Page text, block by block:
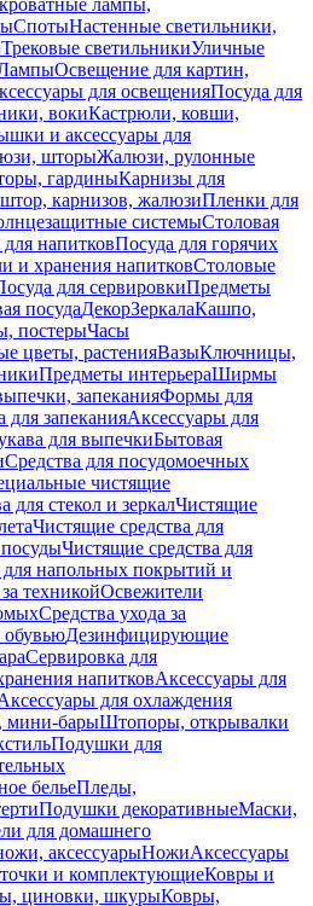
лампы,
СпотыНастенные светильники,
Трековые светильникиУличные
Освещение для картин,
для освещенияПосуда для
вокиКастрюли, ковши,
и аксессуары для
шторыЖалюзи, рулонные
гардиныКарнизы для
карнизов, жалюзиПленки для
системыСтоловая
напитковПосуда для горячих
и хранения напитковСтоловые
для сервировкиПредметы
посудаДекорЗеркалаКашпо,
постерыЧасы
цветы, растенияВазыКлючницы,
Предметы интерьераШирмы
запеканияФормы для
для запеканияАксессуары для
для выпечкиБытовая
Средства для посудомоечных
чистящие
для стекол и зеркалЧистящие
Чистящие средства для
Чистящие средства для
для напольных покрытий и
техникойОсвежители
Средства ухода за
обувьюДезинфицирующие
Сервировка для
напитковАксессуары для
для охлаждения
мини-барыШтопоры, открывалки
Подушки для
бельеПледы,
Подушки декоративныеМаски,
для домашнего
аксессуарыНожиАксессуары
и комплектующиеКовры и
циновки, шкурыКовры,